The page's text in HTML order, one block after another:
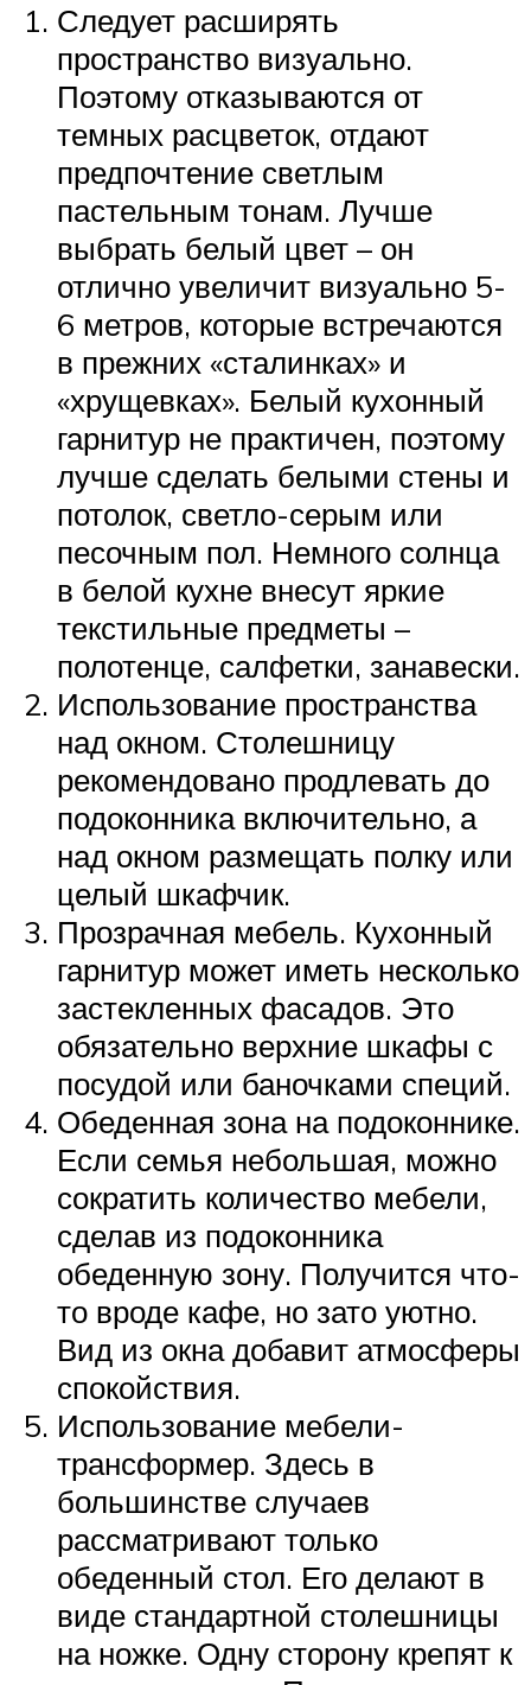
Следует расширять
пространство визуально.
Поэтому отказываются от
темных расцветок, отдают
предпочтение светлым
пастельным тонам. Лучше
выбрать белый цвет – он
отлично увеличит визуально 5-
6 метров, которые встречаются
в прежних «сталинках» и
«хрущевках». Белый кухонный
гарнитур не практичен, поэтому
лучше сделать белыми стены и
потолок, светло-серым или
песочным пол. Немного солнца
в белой кухне внесут яркие
текстильные предметы –
полотенце, салфетки, занавески.
Использование пространства
над окном. Столешницу
рекомендовано продлевать до
подоконника включительно, а
над окном размещать полку или
целый шкафчик.
Прозрачная мебель. Кухонный
гарнитур может иметь несколько
застекленных фасадов. Это
обязательно верхние шкафы с
посудой или баночками специй.
Обеденная зона на подоконнике.
Если семья небольшая, можно
сократить количество мебели,
сделав из подоконника
обеденную зону. Получится что-
то вроде кафе, но зато уютно.
Вид из окна добавит атмосферы
спокойствия.
Использование мебели-
трансформер. Здесь в
большинстве случаев
рассматривают только
обеденный стол. Его делают в
виде стандартной столешницы
на ножке. Одну сторону крепят к